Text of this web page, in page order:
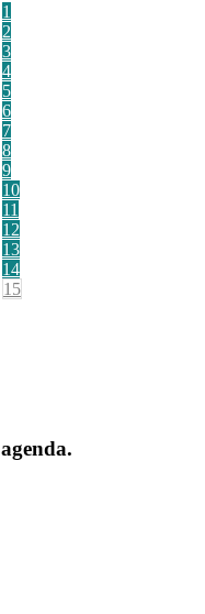
1
2
3
4
5
6
7
8
9
10
11
12
13
14
15